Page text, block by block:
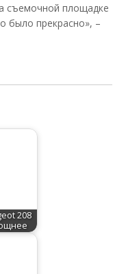
съемочной площадке
было прекрасно», –
208